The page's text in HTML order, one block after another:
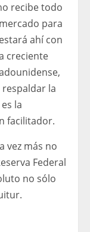
recibe todo
para
ahí con
creciente
la
la
facilitador.
vez más no
Federal
no sólo